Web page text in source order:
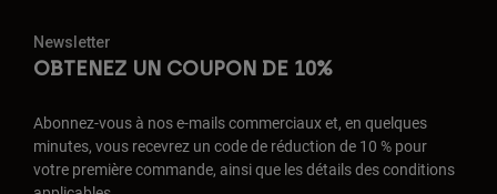
Newsletter
OBTENEZ UN COUPON DE 10%
Abonnez-vous à nos e-mails commerciaux et, en quelques
minutes, vous recevrez un code de réduction de 10 % pour
votre première commande, ainsi que les détails des conditions